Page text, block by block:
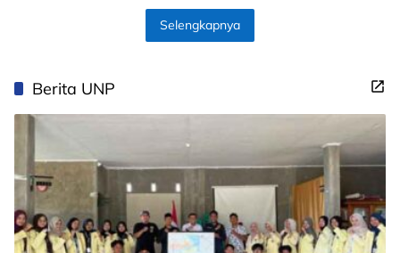
Selengkapnya
Berita UNP